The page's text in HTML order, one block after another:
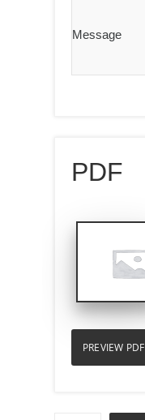
Message
PDF
PREVIEW PDF